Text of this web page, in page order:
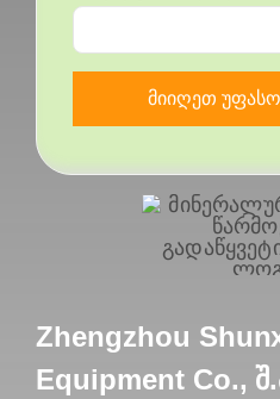
Zhengzhou
Equipment Co.,